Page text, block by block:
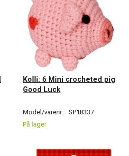
Kolli: 6 Mini crocheted pig
Good Luck
Model/varenr.: SP18337
På lager